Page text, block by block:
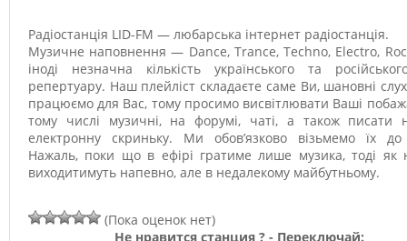
Радіостанція LID-FM — любарська інтернет радіостанція.
Музичне наповнення — Dance, Trance, Techno, Electro,
іноді незначна кількість українського та
репертуару. Наш плейліст складаєте саме Ви, шановні
працюємо для Вас, тому просимо висвітлювати Ваші
тому числі музичні, на форумі, чаті, а також писати
електронну скриньку. Ми обов’язково візьмемо їх до
Нажаль, поки що в ефірі гратиме лише музика, тоді як
виходитимуть напевно, але в недалекому майбутньому.
(Пока оценок нет)
Не нравится станция ? - Переключай: